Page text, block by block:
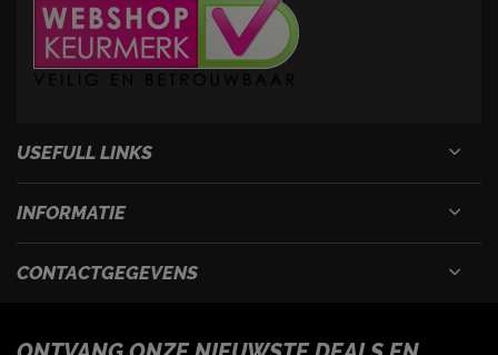
USEFULL LINKS
INFORMATIE
CONTACTGEGEVENS